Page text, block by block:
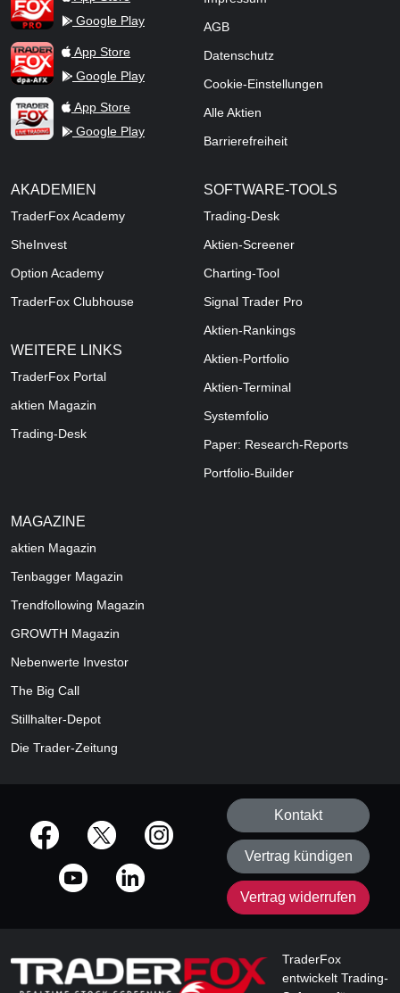
Google Play
TraderFox dpa-AFX ProFeed
App Store
Google Play
TraderFox Live Trading
App Store
Google Play
AGB
Datenschutz
Cookie-Einstellungen
Alle Aktien
Barrierefreiheit
AKADEMIEN
TraderFox Academy
SheInvest
Option Academy
TraderFox Clubhouse
WEITERE LINKS
TraderFox Portal
aktien Magazin
Trading-Desk
SOFTWARE-TOOLS
Trading-Desk
Aktien-Screener
Charting-Tool
Signal Trader Pro
Aktien-Rankings
Aktien-Portfolio
Aktien-Terminal
Systemfolio
Paper: Research-Reports
Portfolio-Builder
MAGAZINE
aktien Magazin
Tenbagger Magazin
Trendfollowing Magazin
GROWTH Magazin
Nebenwerte Investor
The Big Call
Stillhalter-Depot
Die Trader-Zeitung
offizielle Social Media-Accounts
Kontakt
Vertrag kündigen
Vertrag widerrufen
TraderFox
entwickelt Trading-